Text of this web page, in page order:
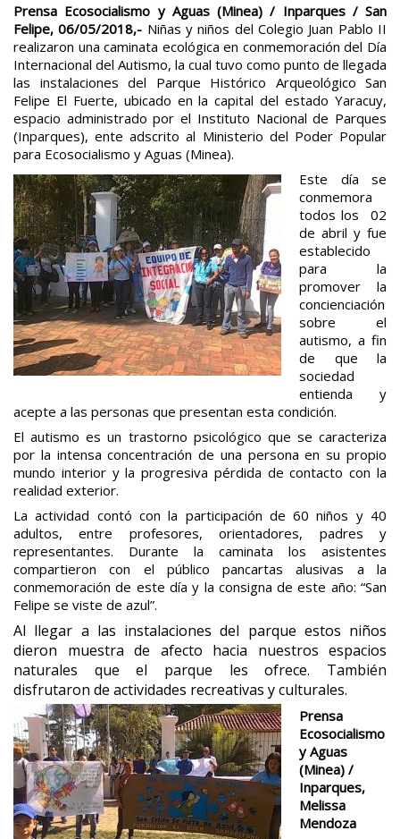
Prensa Ecosocialismo y Aguas (Minea) / Inparques / San
Felipe, 06/05/2018,- Niñas y niños del Colegio Juan Pablo II
realizaron una caminata ecológica en conmemoración del Día
Internacional del Autismo, la cual tuvo como punto de llegada
las instalaciones del Parque Histórico Arqueológico San
Felipe El Fuerte, ubicado en la capital del estado Yaracuy,
espacio administrado por el Instituto Nacional de Parques
(Inparques), ente adscrito al Ministerio del Poder Popular
para Ecosocialismo y Aguas (Minea).
Este día se
conmemora
todos los 02
de abril y fue
establecido
para la
promover la
concienciación
sobre el
autismo, a fin
de que la
sociedad
entienda y
acepte a las personas que presentan esta condición.
El autismo es un trastorno psicológico que se caracteriza
por la intensa concentración de una persona en su propio
mundo interior y la progresiva pérdida de contacto con la
realidad exterior.
La actividad contó con la participación de 60 niños y 40
adultos, entre profesores, orientadores, padres y
representantes. Durante la caminata los asistentes
compartieron con el público pancartas alusivas a la
conmemoración de este día y la consigna de este año: “San
Felipe se viste de azul”.
Al llegar a las instalaciones del parque estos niños
dieron muestra de afecto hacia nuestros espacios
naturales que el parque les ofrece. También
disfrutaron de actividades recreativas y culturales.
Prensa
Ecosocialismo
y Aguas
(Minea) /
Inparques,
Melissa
Mendoza